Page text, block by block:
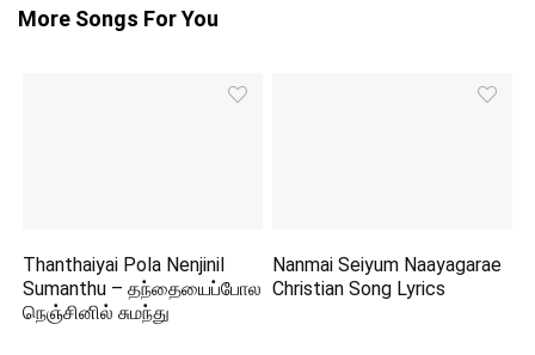
More Songs For You
Thanthaiyai Pola Nenjinil
Sumanthu – தந்தையைப்போல
நெஞ்சினில் சுமந்து
Nanmai Seiyum Naayagarae
Christian Song Lyrics